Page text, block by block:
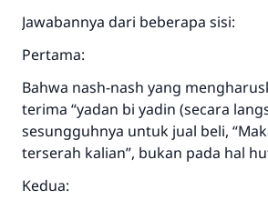
Jawabannya dari beberapa sisi:
Pertama:
Bahwa nash-nash yang
terima “yadan bi yadin (secara
sesungguhnya untuk jual beli,
terserah kalian”, bukan pada hal
Kedua: